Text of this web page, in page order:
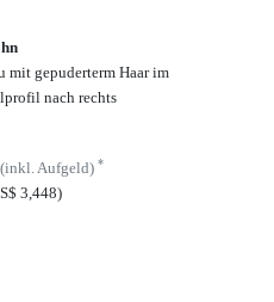
mit gepuderterm Haar im
nach rechts
(inkl. Aufgeld)*
3,448)